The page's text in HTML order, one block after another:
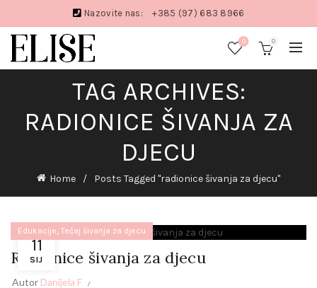
Nazovite nas: +385 (97) 683 8966
0 0
TAG ARCHIVES:
RADIONICE ŠIVANJA ZA
DJECU
Home Posts Tagged "radionice šivanja za djecu"
11
SIJ
Edukacije, Tečaj šivanja za djecu
Radionice šivanja za djecu
Autor Danijela F